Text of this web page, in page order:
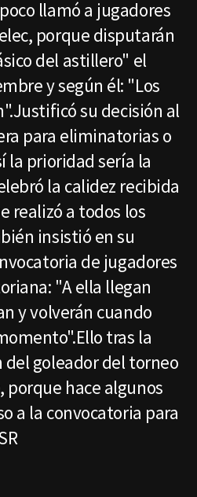
llamó a jugadores
porque disputarán
del astillero" el
y según él: "Los
su decisión al
para eliminatorias o
la prioridad sería la
la calidez recibida
realizó a todos los
insistió en su
de jugadores
"A ella llegan
y volverán cuando
tras la
del goleador del torneo
porque hace algunos
a la convocatoria para